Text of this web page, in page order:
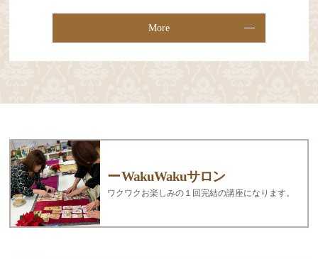
More
WakuWakuサロン
ワクワクお楽しみの１回完結の講座になります。